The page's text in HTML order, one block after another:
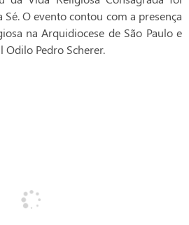
O evento contou com a presença
na Arquidiocese de São Paulo e
Pedro Scherer.